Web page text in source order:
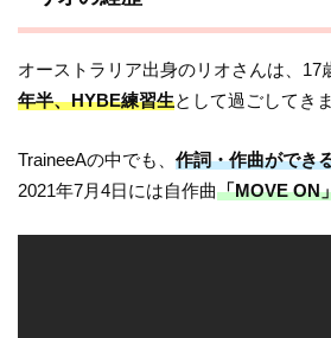
オーストラリア出身のリオさんは、17
年半、HYBE練習生として過ごしてき
TraineeAの中でも、作詞・作曲ができ
2021年7月4日には自作曲「MOVE ON